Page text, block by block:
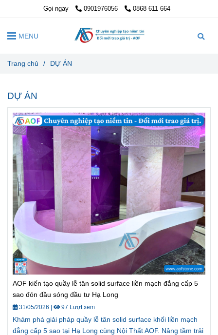
Gọi ngay 0901976056 0868 611 664
MENU
Trang chủ / DỰ ÁN
DỰ ÁN
AOF kiến tạo quầy lễ tân solid surface liền mạch đẳng cấp 5
sao đón đầu sóng đầu tư Hạ Long
31/05/2026 97 Lượt xem
Khám phá giải pháp quầy lễ tân solid surface khối liền mạch
đẳng cấp 5 sao tại Hạ Long cùng Nội Thất AOF. Nâng tầm trải